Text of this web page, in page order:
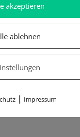
akzeptieren
ablehnen
| Impressum